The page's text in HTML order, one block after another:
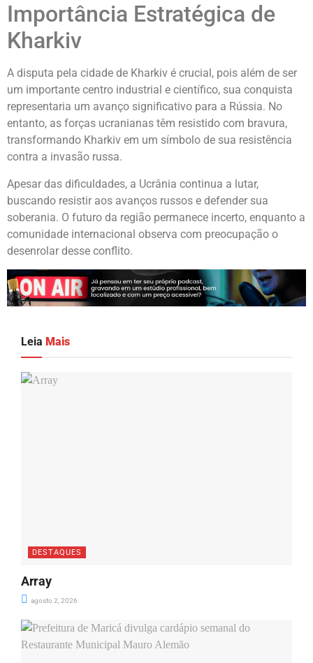
Importância Estratégica de
Kharkiv
A disputa pela cidade de Kharkiv é crucial, pois além de ser
um importante centro industrial e científico, sua conquista
representaria um avanço significativo para a Rússia. No
entanto, as forças ucranianas têm resistido com bravura,
transformando Kharkiv em um símbolo de sua resistência
contra a invasão russa.
Apesar das dificuldades, a Ucrânia continua a lutar,
buscando resistir aos avanços russos e defender sua
soberania. O futuro da região permanece incerto, enquanto a
comunidade internacional observa com preocupação o
desenrolar desse conflito.
Leia Mais
DESTAQUES
Array
agosto 2, 2026